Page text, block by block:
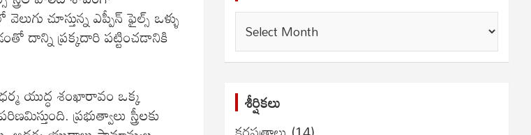
చూస్తున్న ఎప్పీన్ ఫైల్స్ ఒళ్ళు
దాన్ని ప్రక్కదారి పట్టించడానికి
యుద్ధ శంఖారావం ఒక్క
ప్రభుత్వాలు స్త్రీలకు
గత
సంచికలు
శీర్షికలు